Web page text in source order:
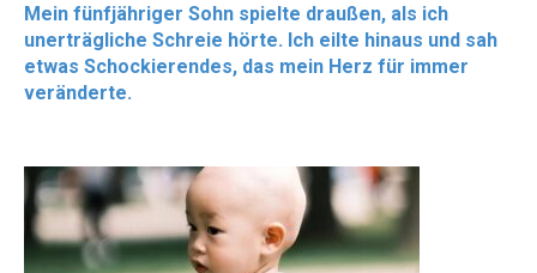
Mein fünfjähriger Sohn spielte draußen, als ich
unerträgliche Schreie hörte. Ich eilte hinaus und sah
etwas Schockierendes, das mein Herz für immer
veränderte.